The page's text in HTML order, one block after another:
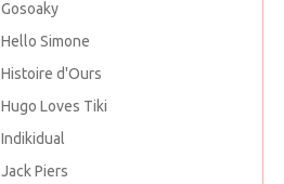
Gosoaky
Hello Simone
Histoire d'Ours
Hugo Loves Tiki
Indikidual
Jack Piers